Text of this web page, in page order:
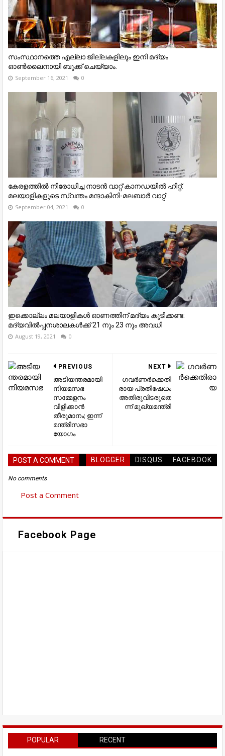
സംസ്ഥാനത്തെ എല്ലാ ജില്ലകളിലും ഇനി മദ്യം
ഓൺലൈനായി ബുക്ക് ചെയ്യാം.
September 16, 2021 0
കേരളത്തില്‍ നിരോധിച്ച നാടൻ വാറ്റ് കാനഡയില്‍ ഹിറ്റ്:
മലയാളികളുടെ സ്വന്തം മന്ദാകിനി-മലബാര്‍ വാറ്റ്
September 04, 2021 0
ഇക്കൊല്ലം മലയാളികൾ ഓണത്തിന് മദ്യം കുടിക്കണ്ട:
മദ്യവില്‍പ്പനശാലകള്‍ക്ക് 21 നും 23 നും അവധി
August 19, 2021 0
NEXT
ഗവര്‍ണര്‍ക്കെതി
രായ പ്രതിഷേധം
അതിരുവിടരുതെ
ന്ന് മുഖ്യമന്ത്രി
PREVIOUS
അടിയന്തരമായി
നിയമസഭ
സമ്മേളനം
വിളിക്കാൻ
തീരുമാനം; ഇന്ന്
മന്ത്രിസഭാ
യോഗം
POST A COMMENT BLOGGER DISQUS FACEBOOK
No comments
Post a Comment
Facebook Page
POPULAR RECENT